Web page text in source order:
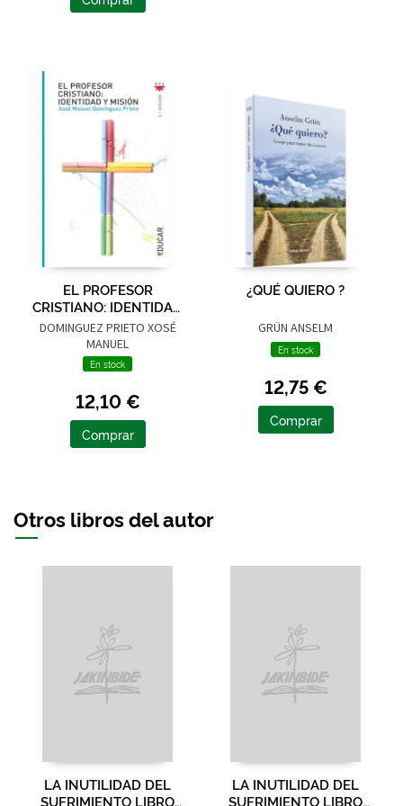
EL PROFESOR
CRISTIANO: IDENTIDAD
Y MISIÓN
DOMINGUEZ PRIETO XOSÉ
MANUEL
En stock
12,10 €
Comprar
¿QUÉ QUIERO ?
GRÜN ANSELM
En stock
12,75 €
Comprar
Otros libros del autor
LA INUTILIDAD DEL
SUFRIMIENTO LIBRO
LA INUTILIDAD DEL
SUFRIMIENTO LIBRO